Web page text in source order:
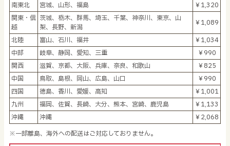
南東北
宮城、山形、福島
￥1,320
関東・信
越
茨城、栃木、群馬、埼玉、千葉、神奈川、東京、山
梨、長野、新潟
￥1,089
北陸
富山、石川、福井
￥1,034
中部
岐阜、静岡、愛知、三重
￥990
関西
滋賀、京都、大阪、兵庫、奈良、和歌山
￥825
中国
鳥取、島根、岡山、広島、山口
￥990
四国
徳島、香川、愛媛、高知
￥1,001
九州
福岡、佐賀、長崎、大分、熊本、宮崎、鹿児島
￥1,133
沖縄
沖縄
￥2,068
※一部離島、海外への配送はご対応しておりません。